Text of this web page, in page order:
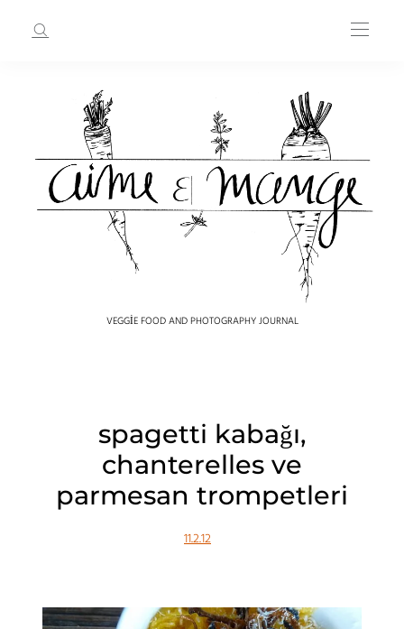
VEGGIE FOOD AND PHOTOGRAPHY JOURNAL
spagetti kabağı,
chanterelles ve
parmesan trompetleri
11.2.12